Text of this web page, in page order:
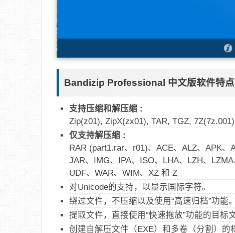
Bandizip Professional 中文版软件特点
支持压缩和解压缩 :
Zip(z01), ZipX(zx01), TAR, TGZ,
仅支持解压缩 :
RAR (part1.rar、r01)、ACE、ALZ、APK、
JAR、IMG、IPA、ISO、LHA、LZH、
UDF、WAR、WIM、XZ 和 Z
对Unicode的支持，以显示国际字符。
绕过文件，不压缩以及使用“高速归档”功能。
提取文件，直接使用“快速拖放”功能的目标
创建自解压文件（EXE）和多卷（分割）的